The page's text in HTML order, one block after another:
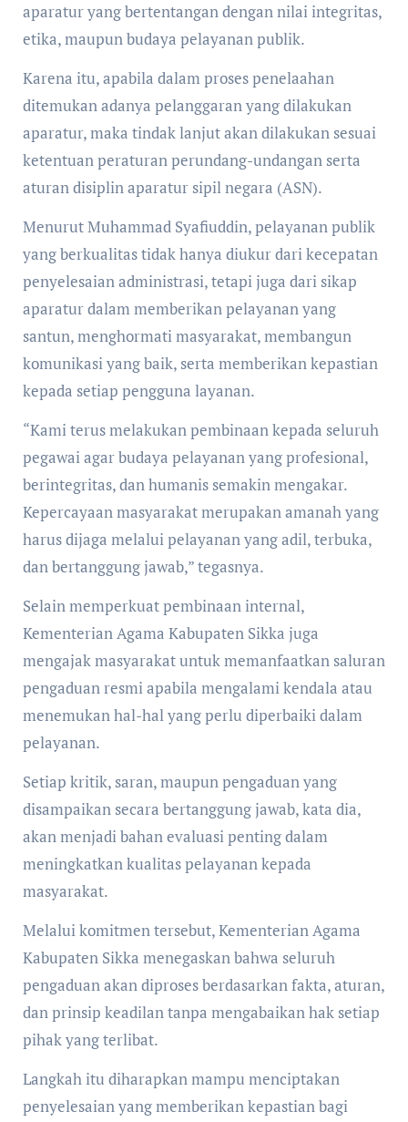
aparatur yang bertentangan dengan nilai integritas,
etika, maupun budaya pelayanan publik.
Karena itu, apabila dalam proses penelaahan
ditemukan adanya pelanggaran yang dilakukan
aparatur, maka tindak lanjut akan dilakukan sesuai
ketentuan peraturan perundang-undangan serta
aturan disiplin aparatur sipil negara (ASN).
Menurut Muhammad Syafiuddin, pelayanan publik
yang berkualitas tidak hanya diukur dari kecepatan
penyelesaian administrasi, tetapi juga dari sikap
aparatur dalam memberikan pelayanan yang
santun, menghormati masyarakat, membangun
komunikasi yang baik, serta memberikan kepastian
kepada setiap pengguna layanan.
“Kami terus melakukan pembinaan kepada seluruh
pegawai agar budaya pelayanan yang profesional,
berintegritas, dan humanis semakin mengakar.
Kepercayaan masyarakat merupakan amanah yang
harus dijaga melalui pelayanan yang adil, terbuka,
dan bertanggung jawab,” tegasnya.
Selain memperkuat pembinaan internal,
Kementerian Agama Kabupaten Sikka juga
mengajak masyarakat untuk memanfaatkan saluran
pengaduan resmi apabila mengalami kendala atau
menemukan hal-hal yang perlu diperbaiki dalam
pelayanan.
Setiap kritik, saran, maupun pengaduan yang
disampaikan secara bertanggung jawab, kata dia,
akan menjadi bahan evaluasi penting dalam
meningkatkan kualitas pelayanan kepada
masyarakat.
Melalui komitmen tersebut, Kementerian Agama
Kabupaten Sikka menegaskan bahwa seluruh
pengaduan akan diproses berdasarkan fakta, aturan,
dan prinsip keadilan tanpa mengabaikan hak setiap
pihak yang terlibat.
Langkah itu diharapkan mampu menciptakan
penyelesaian yang memberikan kepastian bagi